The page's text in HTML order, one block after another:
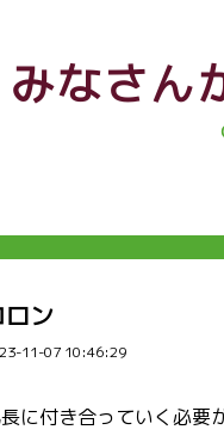
みなさん
ン
11-07 10:46:29
に付き合っていく必要